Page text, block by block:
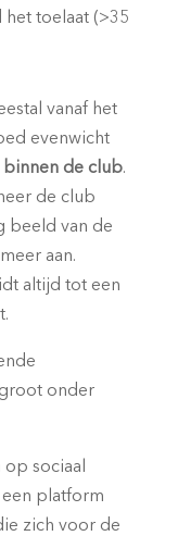
toelaat (>35
vanaf het
evenwicht
binnen de club.
de club
beeld van de
aan.
altijd tot een
onder
sociaal
platform
zich voor de